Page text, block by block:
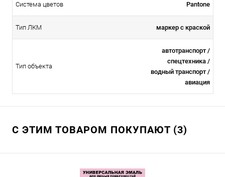
Система цветов Pantone
Тип ЛКМ маркер с краской
Тип объекта
автотранспорт /
спецтехника /
водный транспорт /
авиация
С ЭТИМ ТОВАРОМ ПОКУПАЮТ (3)